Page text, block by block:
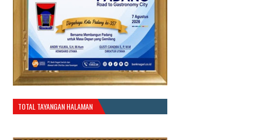
TOTAL TAYANGAN HALAMAN